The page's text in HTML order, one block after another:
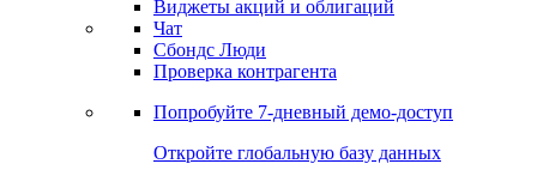
Виджеты акций и облигаций
Чат
Сбондс Люди
Проверка контрагента
Попробуйте 7-дневный демо-доступ
Откройте глобальную базу данных